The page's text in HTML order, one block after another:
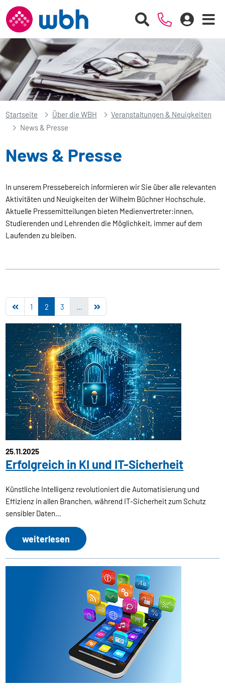
Startseite Über die WBH
Veranstaltungen & Neuigkeiten
News & Presse
News & Presse
In unserem Pressebereich informieren wir Sie über alle relevanten
Aktivitäten und Neuigkeiten der Wilhelm Büchner Hochschule.
Aktuelle Pressemitteilungen bieten Medienvertreter:innen,
Studierenden und Lehrenden die Möglichkeit, immer auf dem
Laufenden zu bleiben.
1 2 3 …
25.11.2025
Erfolgreich in KI und IT-Sicherheit
Künstliche Intelligenz revolutioniert die Automatisierung und
Effizienz in allen Branchen, während IT-Sicherheit zum Schutz
sensibler Daten…
weiterlesen